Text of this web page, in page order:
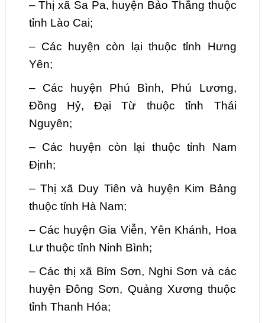
–Thị xã Sa Pa, huyện Bảo Thắng thuộc
tỉnh Lào Cai;
– Các huyện còn lại thuộc tỉnh Hưng
Yên;
– Các huyện Phú Bình, Phú Lương,
Đồng Hỷ, Đại Từ thuộc tỉnh Thái
Nguyên;
– Các huyện còn lại thuộc tỉnh Nam
Định;
– Thị xã Duy Tiên và huyện Kim Bảng
thuộc tỉnh Hà Nam;
– Các huyện Gia Viễn, Yên Khánh, Hoa
Lư thuộc tỉnh Ninh Bình;
– Các thị xã Bỉm Sơn, Nghi Sơn và các
huyện Đông Sơn, Quảng Xương thuộc
tỉnh Thanh Hóa;